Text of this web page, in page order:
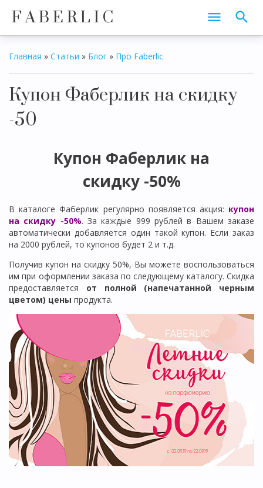
F A B E R L I C
Главная » Статьи » Блог » Про Faberlic
Купон Фаберлик на скидку
-50
Купон Фаберлик на
скидку -50%
В каталоге Фаберлик регулярно появляется акция: купон
на скидку -50%. За каждые 999 рублей в Вашем заказе
автоматически добавляется один такой купон. Если заказ
на 2000 рублей, то купонов будет 2 и т.д.
Получив купон на скидку 50%, Вы можете воспользоваться
им при оформлении заказа по следующему каталогу. Скидка
предоставляется от полной (напечатанной черным
цветом) цены продукта.